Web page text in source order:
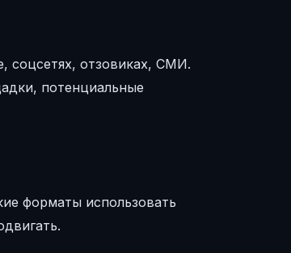
соцсетях, отзовиках, СМИ.
потенциальные
форматы использовать